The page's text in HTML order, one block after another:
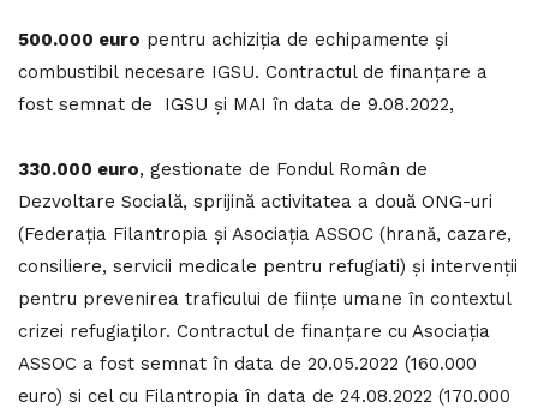
500.000 euro pentru achiziția de echipamente și
combustibil necesare IGSU. Contractul de finanțare a
fost semnat de IGSU și MAI în data de 9.08.2022,
330.000 euro, gestionate de Fondul Român de
Dezvoltare Socială, sprijină activitatea a două ONG-uri
(Federația Filantropia și Asociația ASSOC (hrană, cazare,
consiliere, servicii medicale pentru refugiati) și intervenții
pentru prevenirea traficului de ființe umane în contextul
crizei refugiaților. Contractul de finanțare cu Asociația
ASSOC a fost semnat în data de 20.05.2022 (160.000
euro) si cel cu Filantropia în data de 24.08.2022 (170.000